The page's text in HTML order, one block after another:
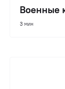
Военные
3 мин